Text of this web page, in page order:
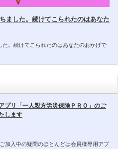
ました。続けてこられたのはあなた
。続けてこられたのはあなたのおかげで
プリ「一人親方労災保険ＰＲＯ」のご
します
加入中の疑問のほとんどは会員様専用アプ